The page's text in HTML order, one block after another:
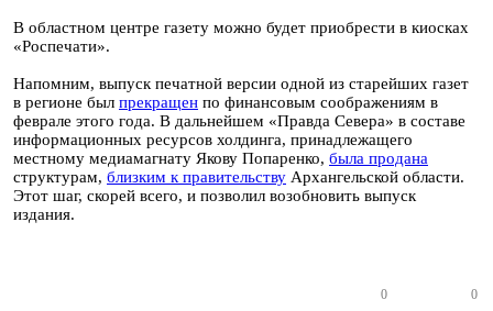
В областном центре газету можно будет приобрести в киосках
«Роспечати».
Напомним, выпуск печатной версии одной из старейших газет
в регионе был прекращен по финансовым соображениям в
феврале этого года. В дальнейшем «Правда Севера» в составе
информационных ресурсов холдинга, принадлежащего
местному медиамагнату Якову Попаренко, была продана
структурам, близким к правительству Архангельской области.
Этот шаг, скорей всего, и позволил возобновить выпуск
издания.
0 0